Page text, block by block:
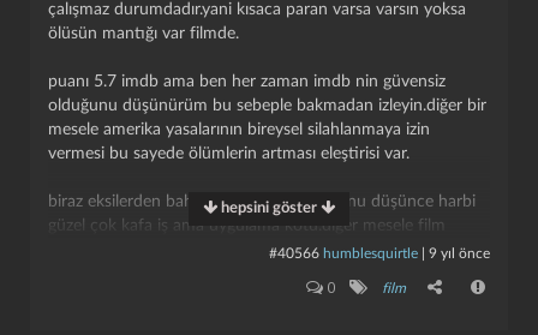
çalışmaz durumdadır.yani kısaca paran varsa varsın yoksa
ölüsün mantığı var filmde.
puanı 5.7 imdb ama ben her zaman imdb nin güvensiz
olduğunu düşünürüm bu sebeple bakmadan izleyin.diğer bir
mesele amerika yasalarının bireysel silahlanmaya izin
vermesi bu sayede ölümlerin artması eleştirisi var.
biraz eksilerden bahsedeyim.abi filmin konu düşünce harbi
güzel çok kafa iş ama uygulama kötü.diğer mesele film
hepsini göster
#40566 humblesquirtle 9 yıl önce
0 film